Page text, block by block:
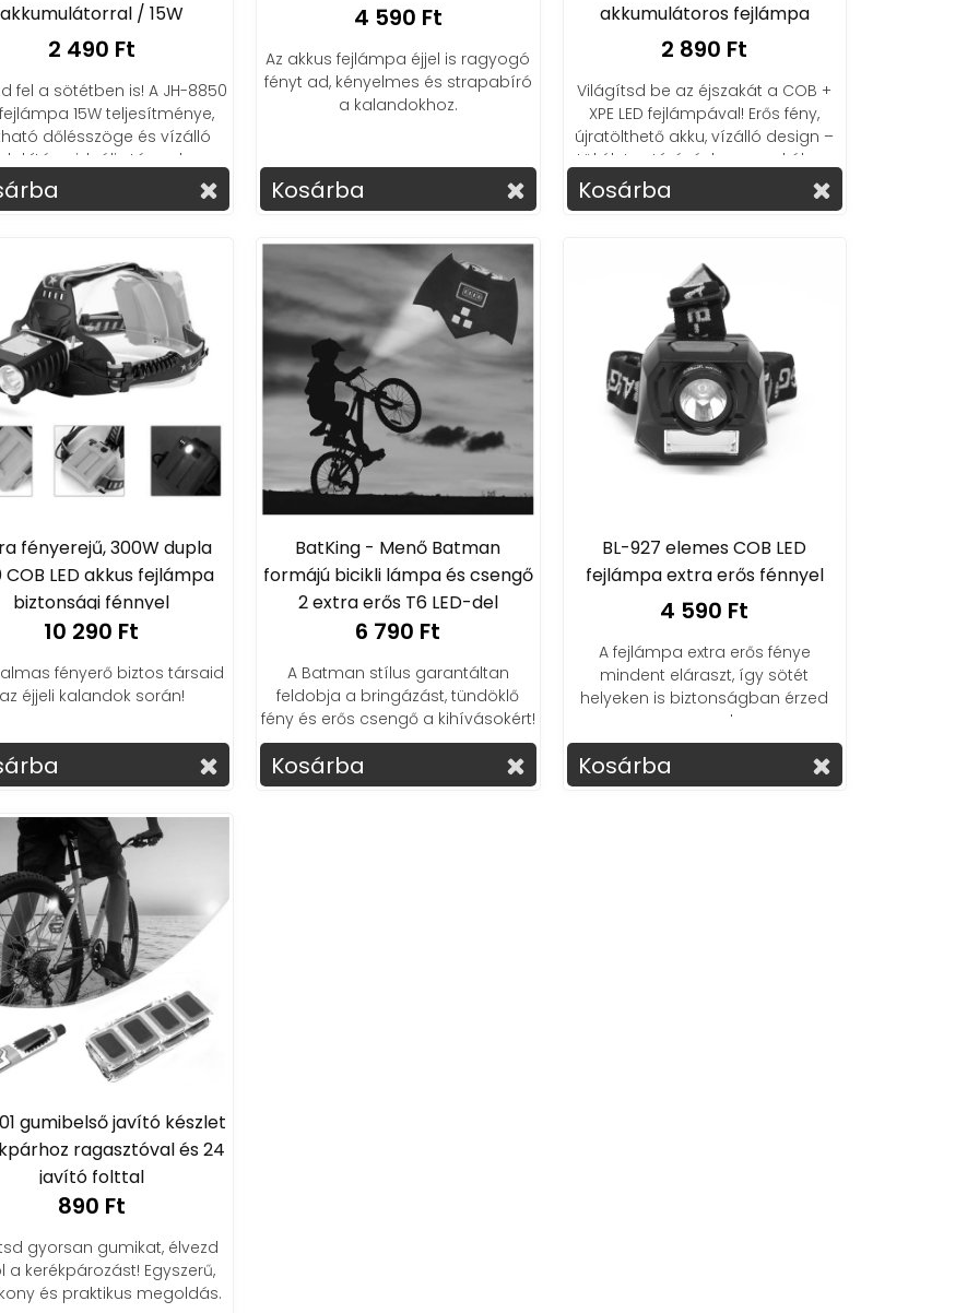
akkumulátorral / 15W
2 490 Ft
fel a sötétben is! A JH-8850
fejlámpa 15W teljesítménye,
dőlésszöge és vízálló
ideális társad a
kalandokhoz.
4 590 Ft
Az akkus fejlámpa éjjel is ragyogó
fényt ad, kényelmes és strapabíró
a kalandokhoz.
Kosárba
akkumulátoros fejlámpa
2 890 Ft
Világítsd be az éjszakát a COB +
XPE LED fejlámpával! Erős fény,
újratölthető akku, vízálló design –
tökéletes túrázáshoz, munkához,
kempinghez!
Kosárba
fényerejű, 300W dupla
COB LED akkus fejlámpa
biztonsági fénnyel
10 290 Ft
fényerő biztos társaid
az éjjeli kalandok során!
BatKing - Menő Batman
formájú bicikli lámpa és csengő
2 extra erős T6 LED-del
6 790 Ft
A Batman stílus garantáltan
feldobja a bringázást, tündöklő
fény és erős csengő a kihívásokért!
Kosárba
BL-927 elemes COB LED
fejlámpa extra erős fénnyel
4 590 Ft
A fejlámpa extra erős fénye
mindent eláraszt, így sötét
helyeken is biztonságban érzed
magad.
Kosárba
gumibelső javító készlet
ragasztóval és 24
javító folttal
890 Ft
gyorsan gumikat, élvezd
a kerékpározást! Egyszerű,
és praktikus megoldás.